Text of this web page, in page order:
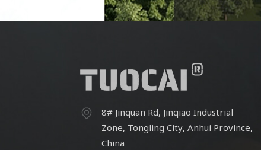
ngũ nhân viên hiện tại đã lên tới
8# Jinquan Rd, Jinqiao Industrial
Zone, Tongling City, Anhui Province,
China